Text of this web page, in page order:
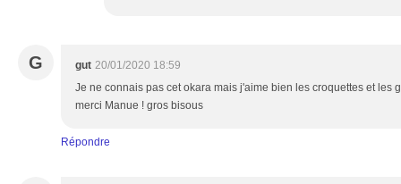
G gut 20/01/2020 18:59
Je ne connais pas cet okara mais j'aime bien les croquettes et les
merci Manue ! gros bisous
Répondre